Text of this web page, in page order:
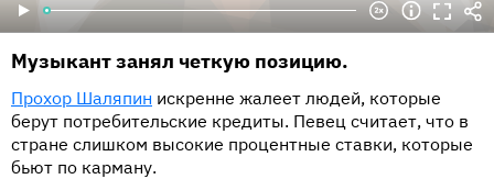
Музыкант занял четкую позицию.
Прохор Шаляпин искренне жалеет людей, которые
берут потребительские кредиты. Певец считает, что в
стране слишком высокие процентные ставки, которые
бьют по карману.